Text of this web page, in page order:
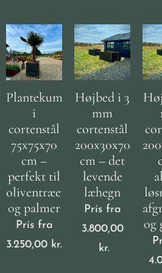
Plantekumme
i
cortenstål
75x75x70
cm –
perfekt til
oliventræer
og palmer
Pris fra
3.250,00 kr.
Højbed i 3
mm
cortenstål
200x30x70
cm – det
levende
læhegn
Pris fra
3.800,00
kr.
og